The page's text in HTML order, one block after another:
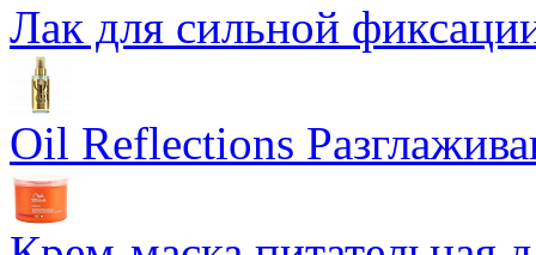
Лак для сильной
Oil Reflections